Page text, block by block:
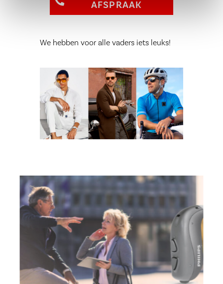
AFSPRAAK
We hebben voor alle vaders iets leuks!